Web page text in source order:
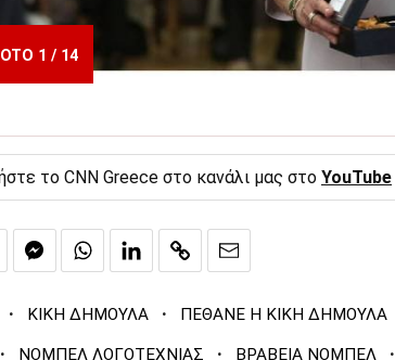
1 / 14
το CNN Greece στο κανάλι μας στο YouTube
· ΚΙΚΗ ΔΗΜΟΥΛΑ · ΠΕΘΑΝΕ Η ΚΙΚΗ ΔΗΜΟΥΛΑ
· ΝΟΜΠΕΛ ΛΟΓΟΤΕΧΝΙΑΣ · ΒΡΑΒΕΙΑ ΝΟΜΠΕΛ ·